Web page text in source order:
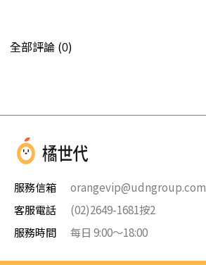
全部評論 (0)
服務信箱
orangevip@udngroup.com
客服電話
(02)2649-1681按2
服務時間
每日 9:00～18:00